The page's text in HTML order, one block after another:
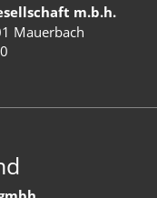
m.b.h.
Mauerbach